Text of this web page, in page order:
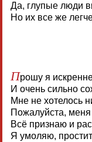
Да, глупые люди
Но их все же
Прошу я
И очень сильно
Мне не хотелось
Пожалуйста,
Всё признаю и
Я умоляю,